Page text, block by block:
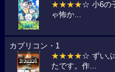
★★★★☆ 小6の
ゃ怖か...
カプリコン・1
★★★★☆ ずいぶ
たです。作...